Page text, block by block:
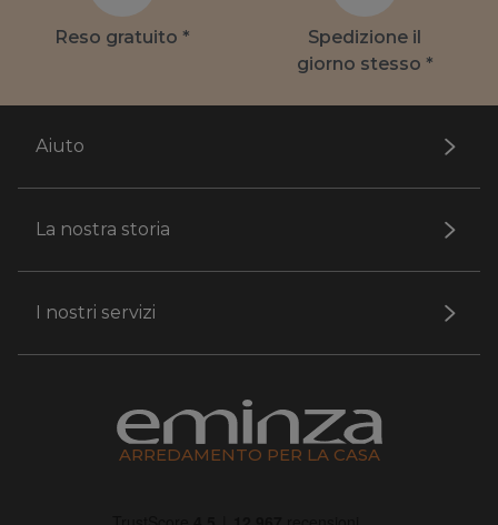
Reso gratuito *
Spedizione il
giorno stesso *
Aiuto
La nostra storia
I nostri servizi
ARREDAMENTO PER LA CASA